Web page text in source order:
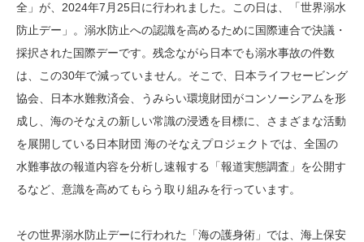
全」が、2024年7月25日に行われました。この日は、「世界溺水
防止デー」。溺水防止への認識を高めるために国際連合で決議・
採択された国際デーです。残念ながら日本でも溺水事故の件数
は、この30年で減っていません。そこで、日本ライフセービング
協会、日本水難救済会、うみらい環境財団がコンソーシアムを形
成し、海のそなえの新しい常識の浸透を目標に、さまざまな活動
を展開している日本財団 海のそなえプロジェクトでは、全国の
水難事故の報道内容を分析し速報する「報道実態調査」を公開す
るなど、意識を高めてもらう取り組みを行っています。
その世界溺水防止デーに行われた「海の護身術」では、海上保安